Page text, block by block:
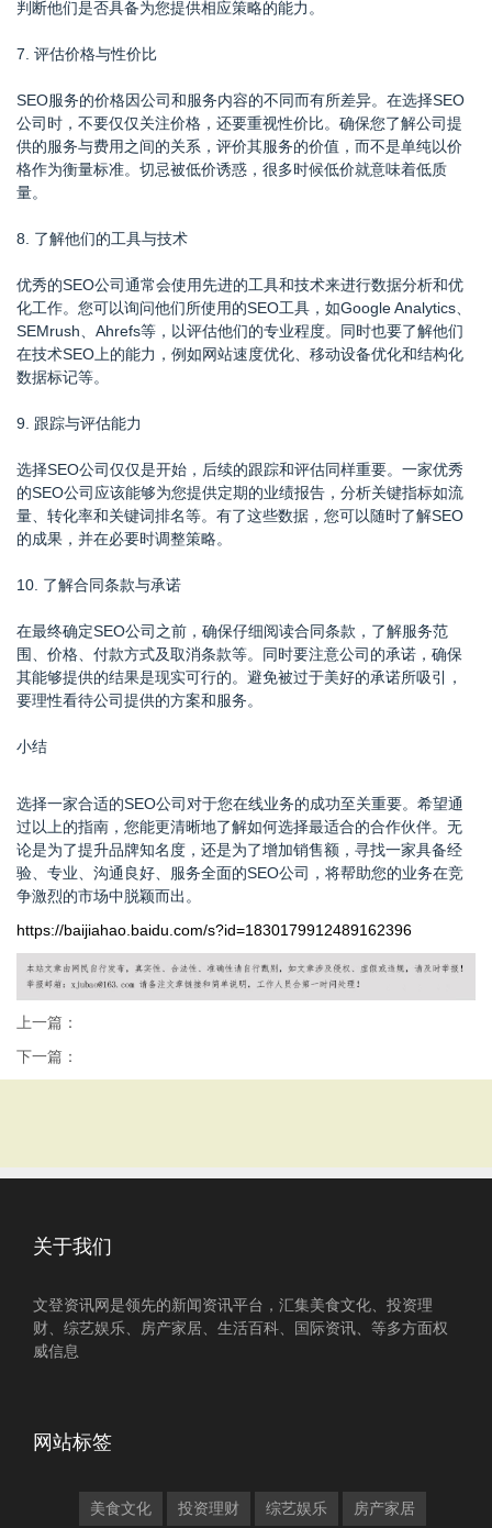
判断他们是否具备为您提供相应策略的能力。
7. 评估价格与性价比
SEO服务的价格因公司和服务内容的不同而有所差异。在选择SEO
公司时，不要仅仅关注价格，还要重视性价比。确保您了解公司提
供的服务与费用之间的关系，评价其服务的价值，而不是单纯以价
格作为衡量标准。切忌被低价诱惑，很多时候低价就意味着低质
量。
8. 了解他们的工具与技术
优秀的SEO公司通常会使用先进的工具和技术来进行数据分析和优
化工作。您可以询问他们所使用的SEO工具，如Google Analytics、
SEMrush、Ahrefs等，以评估他们的专业程度。同时也要了解他们
在技术SEO上的能力，例如网站速度优化、移动设备优化和结构化
数据标记等。
9. 跟踪与评估能力
选择SEO公司仅仅是开始，后续的跟踪和评估同样重要。一家优秀
的SEO公司应该能够为您提供定期的业绩报告，分析关键指标如流
量、转化率和关键词排名等。有了这些数据，您可以随时了解SEO
的成果，并在必要时调整策略。
10. 了解合同条款与承诺
在最终确定SEO公司之前，确保仔细阅读合同条款，了解服务范
围、价格、付款方式及取消条款等。同时要注意公司的承诺，确保
其能够提供的结果是现实可行的。避免被过于美好的承诺所吸引，
要理性看待公司提供的方案和服务。
小结
选择一家合适的SEO公司对于您在线业务的成功至关重要。希望通
过以上的指南，您能更清晰地了解如何选择最适合的合作伙伴。无
论是为了提升品牌知名度，还是为了增加销售额，寻找一家具备经
验、专业、沟通良好、服务全面的SEO公司，将帮助您的业务在竞
争激烈的市场中脱颖而出。
https://baijiahao.baidu.com/s?id=1830179912489162396
上一篇：
下一篇：
关于我们
文登资讯网是领先的新闻资讯平台，汇集美食文化、投资理
财、综艺娱乐、房产家居、生活百科、国际资讯、等多方面权
威信息
网站标签
美食文化 投资理财 综艺娱乐 房产家居